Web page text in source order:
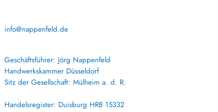
info@nappenfeld.de
Geschäftsführer: Jörg Nappenfeld
Handwerkskammer Düsseldorf
Sitz der Gesellschaft: Mülheim a. d. R.
Handelsregister: Duisburg HRB 15332